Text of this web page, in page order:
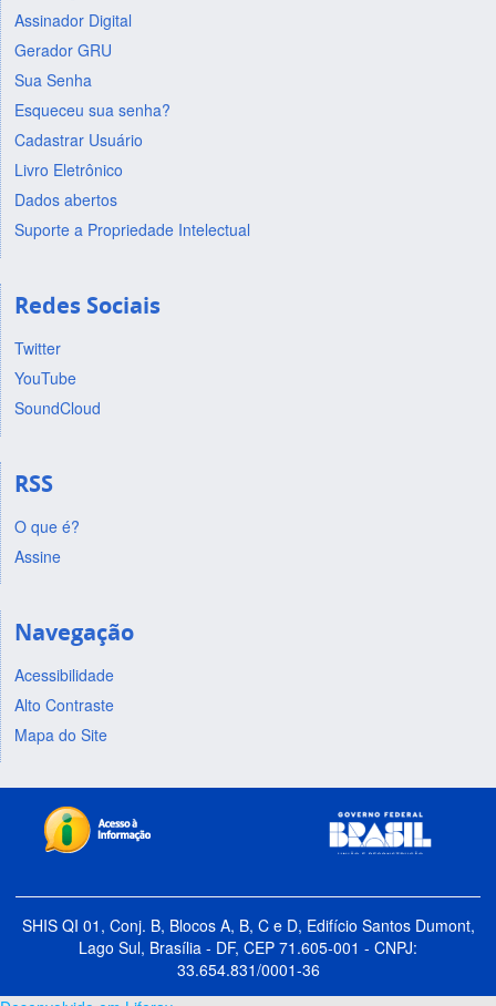
Assinador Digital
Gerador GRU
Sua Senha
Esqueceu sua senha?
Cadastrar Usuário
Livro Eletrônico
Dados abertos
Suporte a Propriedade Intelectual
Redes Sociais
Twitter
YouTube
SoundCloud
RSS
O que é?
Assine
Navegação
Acessibilidade
Alto Contraste
Mapa do Site
SHIS QI 01, Conj. B, Blocos A, B, C e D, Edifício Santos Dumont,
Lago Sul, Brasília - DF, CEP 71.605-001 - CNPJ:
33.654.831/0001-36